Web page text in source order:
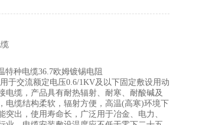
特种电缆36.7欧姆镀锡电阻
于交流额定电压0.6/1KV及以下固定敷设用动
电缆，产品具有耐热辐射、耐寒、耐酸碱及
电缆结构柔软，辐射方便，高温(高寒)环境下
突出，使用寿命长，广泛用于冶金、电力、